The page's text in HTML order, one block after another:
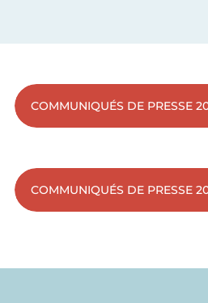
COMMUNIQUÉS DE PRESSE
COMMUNIQUÉS DE PRESSE